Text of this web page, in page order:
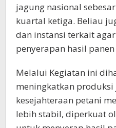
jagung nasional
kuartal ketiga. Beliau
dan instansi terkait
penyerapan hasil
Melalui Kegiatan ini
meningkatkan produksi
kesejahteraan petani
lebih stabil, diperkuat